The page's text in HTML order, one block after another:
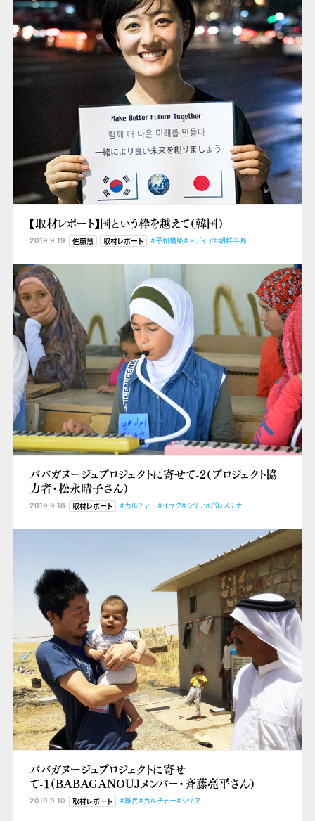
【取材レポート】国という枠を越えて（韓国）
2019.9.19 佐藤慧 取材レポート #平和構築#メディア#朝鮮半島
ババガヌージュプロジェクトに寄せて-2（プロジェクト協
力者・松永晴子さん）
2019.9.18 取材レポート #カルチャー#イラク#シリア#パレスチナ
ババガヌージュプロジェクトに寄せ
て-1（BABAGANOUJメンバー・斉藤亮平さん）
2019.9.10 取材レポート #難民#カルチャー#シリア